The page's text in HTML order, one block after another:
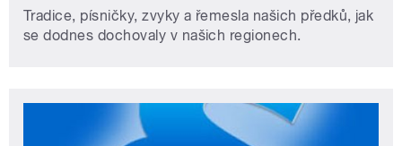
Tradice, písničky, zvyky a řemesla našich předků, jak
se dodnes dochovaly v našich regionech.